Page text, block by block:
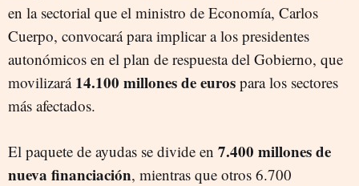
en la sectorial que el ministro de Economía, Carlos
Cuerpo, convocará para implicar a los presidentes
autonómicos en el plan de respuesta del Gobierno, que
movilizará 14.100 millones de euros para los sectores
más afectados.
El paquete de ayudas se divide en 7.400 millones de
nueva financiación, mientras que otros 6.700